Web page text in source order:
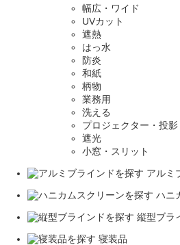
幅広・ワイド
UVカット
遮熱
はっ水
防炎
和紙
柄物
業務用
洗える
プロジェクター・投影
遮光
小窓・スリット
アルミ
ハニ
縦型ブラ
寝装品